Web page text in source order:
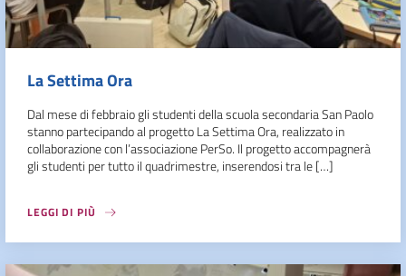
La Settima Ora
Dal mese di febbraio gli studenti della scuola secondaria San Paolo
stanno partecipando al progetto La Settima Ora, realizzato in
collaborazione con l’associazione PerSo. Il progetto accompagnerà
gli studenti per tutto il quadrimestre, inserendosi tra le […]
LEGGI DI PIÙ